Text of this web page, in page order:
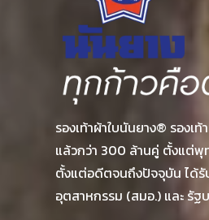
รองเท้าผ้าใบนันยาง® รองเ
แล้วกว่า 300 ล้านคู่ ตั้งแต่พุ
ตั้งแต่อดีตจนถึงปัจจุบัน ได้
อุตสาหกรรม (สมอ.) และ รัฐ